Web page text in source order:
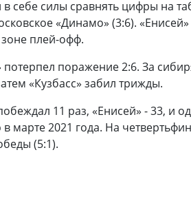
себе силы сравнять цифры на
«Динамо» (3:6).
плей-офф.
поражение 2:6. За
«Кузбасс» забил трижды.
11 раз, «Енисей» - 33, и
2021 года. На
(5:1).